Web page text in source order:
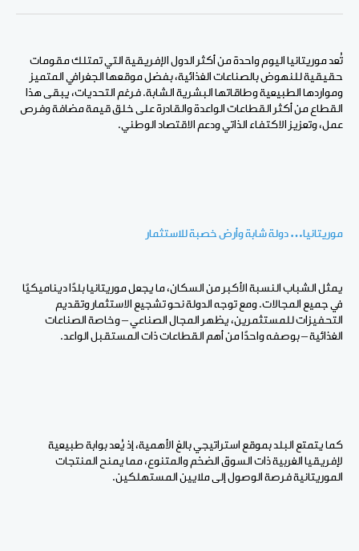
الفيسبوكPinterest
لينكد WhatsApp
الإيميل
تُعد موريتانيا اليوم واحدة من أكثر الدول الإفريقية التي تمتلك مقومات
حقيقية للنهوض بالصناعات الغذائية، بفضل موقعها الجغرافي المتميز
ومواردها الطبيعية وطاقاتها البشرية الشابة. فرغم التحديات، يبقى هذا
القطاع من أكثر القطاعات الواعدة والقادرة على خلق قيمة مضافة وفرص
عمل، وتعزيز الاكتفاء الذاتي ودعم الاقتصاد الوطني.
موريتانيا… دولة شابة وأرض خصبة للاستثمار
يمثل الشباب النسبة الأكبر من السكان، ما يجعل موريتانيا بلدًا ديناميكيًا
في جميع المجالات. ومع توجه الدولة نحو تشجيع الاستثمار وتقديم
التحفيزات للمستثمرين، يظهر المجال الصناعي – وخاصة الصناعات
الغذائية – بوصفه واحدًا من أهم القطاعات ذات المستقبل الواعد.
كما يتمتع البلد بموقع استراتيجي بالغ الأهمية، إذ يُعد بوابة طبيعية
لإفريقيا الغربية ذات السوق الضخم والمتنوع، مما يمنح المنتجات
الموريتانية فرصة الوصول إلى ملايين المستهلكين.